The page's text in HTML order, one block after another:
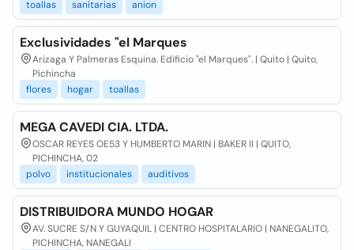
toallas
sanitarias anion
Exclusividades "el Marques
Arizaga Y Palmeras Esquina. Edificio "el Marques". | Quito | Quito,
Pichincha
flores
hogar toallas
MEGA CAVEDI CIA. LTDA.
OSCAR REYES OE53 Y HUMBERTO MARIN | BAKER II | QUITO,
PICHINCHA, 02
polvo
institucionales auditivos
DISTRIBUIDORA MUNDO HOGAR
AV. SUCRE S/N Y GUYAQUIL | CENTRO HOSPITALARIO | NANEGALITO,
PICHINCHA, NANEGALI